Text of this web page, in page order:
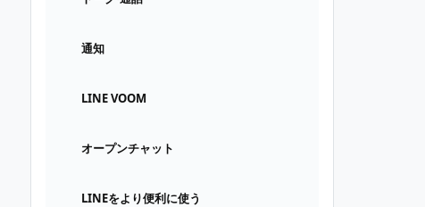
通知
LINE VOOM
オープンチャット
LINEをより便利に使う